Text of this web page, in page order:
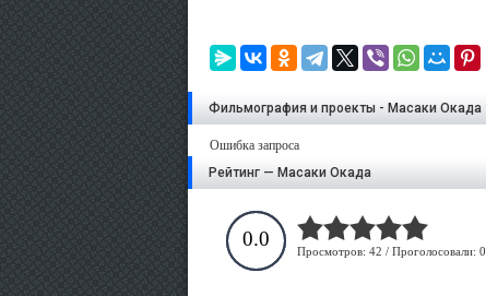
Фильмография и проекты - Масаки Окада
Ошибка запроса
Рейтинг — Масаки Окада
0.0
Просмотров: 42 / Проголосовали: 0